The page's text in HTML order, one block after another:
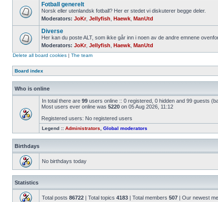
Fotball generelt
Norsk eller utenlandsk fotball? Her er stedet vi diskuterer begge deler.
Moderators: JoKr, Jellyfish Haewk ManUtd
Diverse
Her kan du poste ALT, som ikke går inn i noen av de andre emnene
Moderators: JoKr, Jellyfish Haewk ManUtd
Delete all board cookies | The team
Board index
Who is online
In total there are 99 users online :: 0 registered, 0 hidden and 99 guests
Most users ever online was 5220 on 05 Aug 2026, 11:12
Registered users: No registered users
Legend :: Administrators Global moderators
Birthdays
No birthdays today
Statistics
Total posts 86722 | Total topics 4183 | Total members 507 | Our newest